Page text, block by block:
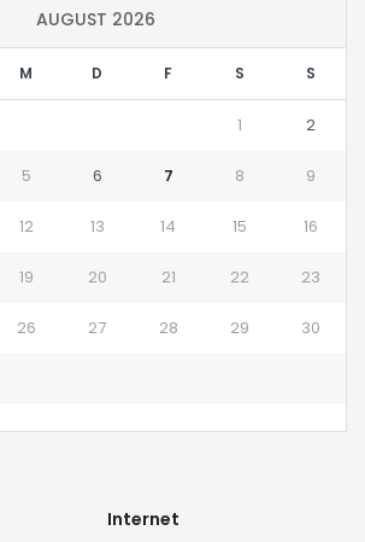
AUGUST 2026
M D F S S
1 2
5 6 7 8 9
12 13 14 15 16
19 20 21 22 23
26 27 28 29 30
Internet